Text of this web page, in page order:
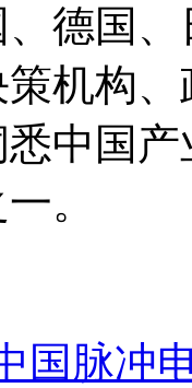
德国
机构
中国
。
国脉冲